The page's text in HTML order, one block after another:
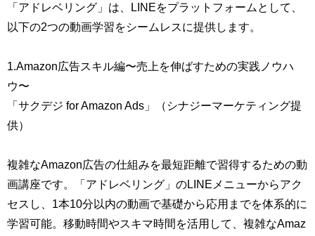
「アドレベリング」は、LINEをプラットフォームとして、
以下の2つの動画学習をシームレスに提供します。
1.Amazon広告スキル編〜売上を伸ばすための実践ノウハ
ウ〜
「サクデジ for Amazon Ads」（シナジーマーケティング提
供）
複雑なAmazon広告の仕組みを最短距離で習得するための動
画講座です。「アドレベリング」のLINEメニューからアク
セスし、1本10分以内の動画で基礎から応用までを体系的に
学習可能。移動時間やスキマ時間を活用して、複雑なAmaz